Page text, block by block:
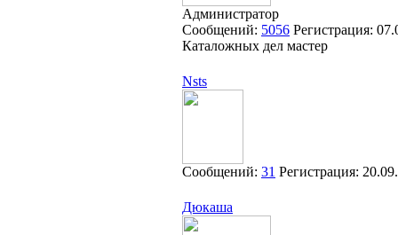
Администратор
Сообщений: 5056 Регистрация:
Каталожных дел мастер
Nsts
Сообщений: 31 Регистрация:
Дюкаша